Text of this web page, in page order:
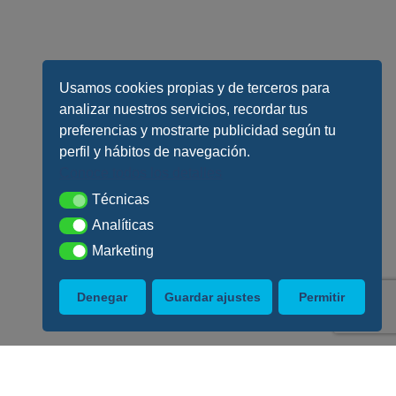
Usamos cookies propias y de terceros para
analizar nuestros servicios, recordar tus
preferencias y mostrarte publicidad según tu
perfil y hábitos de navegación.
TécnicasTécnicas
AnalíticasAnalíticas
MarketingMarketing
Denegar Guardar ajustes Permitir